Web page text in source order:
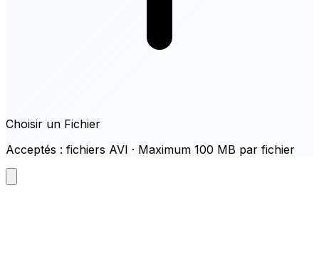
Choisir un Fichier
Acceptés : fichiers AVI · Maximum 100 MB par fichier